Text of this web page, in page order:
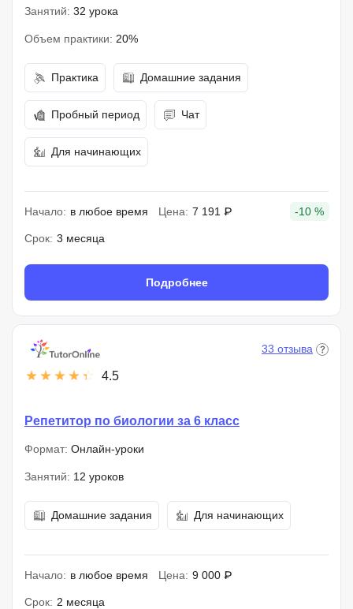
Занятий: 32 урока
Объем практики: 20%
Практика Домашние задания
Пробный период Чат
Для начинающих
Начало: в любое время Цена: 7 191 ₽ -10 %
Срок: 3 месяца
Подробнее
4.5
33 отзыва
Репетитор по биологии за 6 класс
Формат: Онлайн-уроки
Занятий: 12 уроков
Домашние задания Для начинающих
Начало: в любое время Цена: 9 000 ₽
Срок: 2 месяца